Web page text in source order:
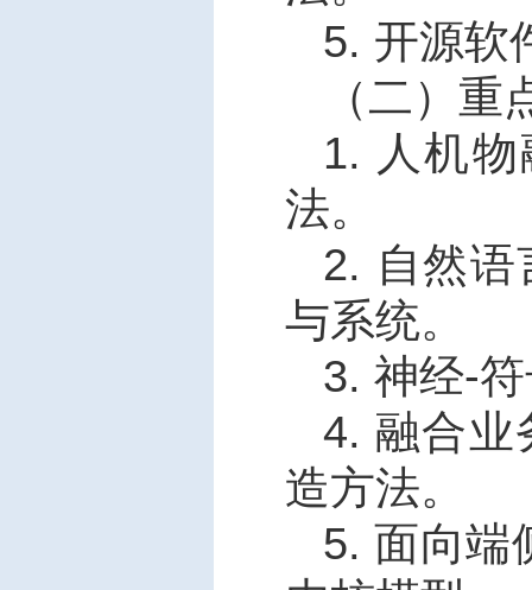
5. 开源软
（二）
1. 人机
法。
2. 自然语
与系统。
3. 神经-
4. 融合业
造方法。
5.面向端